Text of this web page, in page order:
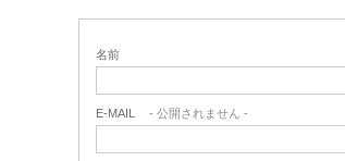
名前
E-MAIL - 公開されません -